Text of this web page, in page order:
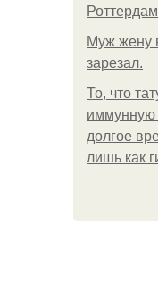
Mуж жену
зарезал.
То, что
иммунную
долгое
лишь как